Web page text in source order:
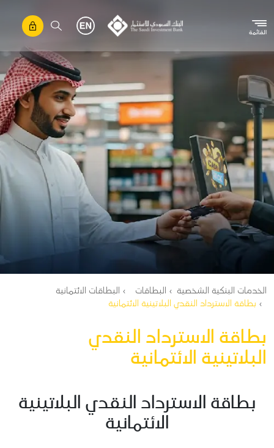
القائمة
مسار التنقل
الخدمات البنكية الشخصية البطاقات
البطاقات الائتمانية
بطاقة الاسترداد النقدي البلاتينية الائتمانية
بطاقة الاسترداد النقدي
البلاتينية الائتمانية
بطاقة الاسترداد النقدي البلاتينية
الائتمانية